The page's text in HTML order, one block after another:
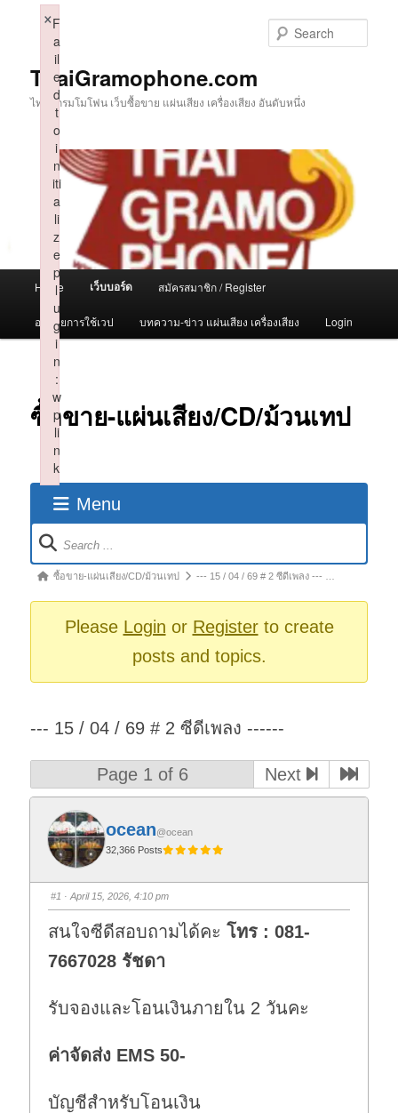
ThaiGramophone.com
ไทยแกรมโมโฟน เว็บซื้อขาย แผ่นเสียง เครื่องเสียง อันดับหนึ่ง
Home เว็บบอร์ด สมัครสมาชิก / Register
อธิบายการใช้เวป บทความ-ข่าว แผ่นเสียง เครื่องเสียง Login
ซื้อขาย-แผ่นเสียง/CD/ม้วนเทป
Menu
Forum
Navigation
Forumซื้อขาย-แผ่นเสียง/CD/ม้วนเทป --- 15 / 04 / 69 # 2 ซีดีเพลง --- …
Please Login or Registerto create
posts and topics.
--- 15 / 04 / 69 # 2 ซีดีเพลง ------
Page 1 of 6 Next
ocean@ocean
32,366 Posts
#1 · April 15, 2026, 4:10 pm
สนใจซีดีสอบถามได้คะโทร : 081-
7667028 รัชดา
รับจองและโอนเงินภายใน 2 วันคะ
ค่าจัดส่ง EMS 50-
บัญชีสำหรับโอนเงิน
F
a
il
e
d
t
o
i
n
iti
a
li
z
e
p
l
u
g
i
n
:
w
p
li
n
k
×
Failed to initialize plugin: wplink